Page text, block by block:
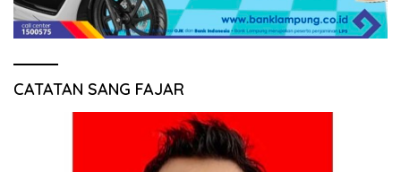
CATATAN SANG FAJAR